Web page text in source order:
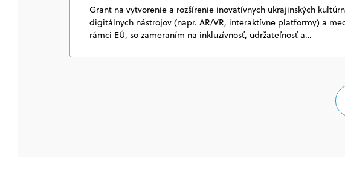
Grant na vytvorenie a rozšírenie inovatívnych ukrajinských
digitálnych nástrojov (napr. AR/VR, interaktívne platformy) a
rámci EÚ, so zameraním na inkluzívnosť, udržateľnosť a…